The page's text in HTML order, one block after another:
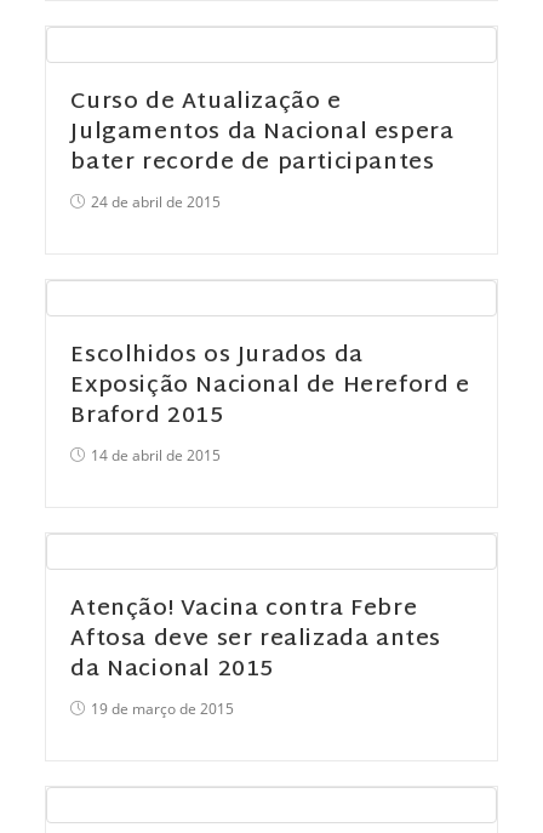
Curso de Atualização e
Julgamentos da Nacional espera
bater recorde de participantes
24 de abril de 2015
Escolhidos os Jurados da
Exposição Nacional de Hereford e
Braford 2015
14 de abril de 2015
Atenção! Vacina contra Febre
Aftosa deve ser realizada antes
da Nacional 2015
19 de março de 2015